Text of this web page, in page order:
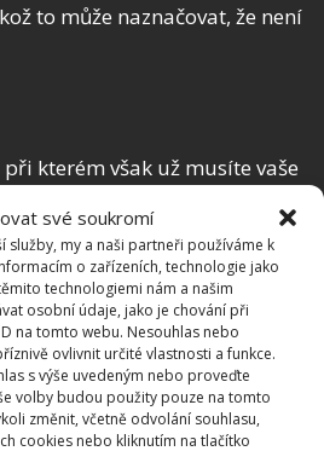
své soukromí
služby, my a naši partneři používáme k
o zařízeních, technologie jako
technologiemi nám a našim
osobní údaje, jako je chování při
na tomto webu. Nesouhlas nebo
ovlivnit určité vlastnosti a funkce.
s výše uvedeným nebo proveďte
volby budou použity pouze na tomto
změnit, včetně odvolání souhlasu,
cookies nebo kliknutím na tlačítko
to může naznačovat, že není
kterém však už musíte vaše
jíst. Tedy pokud čerstvost
to? Vejce klasicky rozklepněte,
plochu. A pozorujte, co se
bílek a to, co dělá. Pokud
je to dobré. Vaše
je však bílek spíše vodovatý
rozjíždět do prostoru pryč, je